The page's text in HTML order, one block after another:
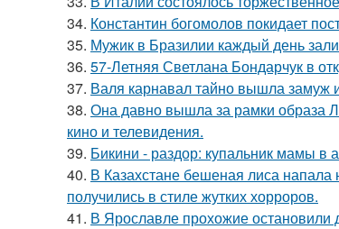
34. Константин богомолов покидает
35. Мужик в Бразилии каждый день
36. 57-Летняя Светлана Бондарчук в
37. Валя карнавал тайно вышла замуж
38. Она давно вышла за рамки образа
кино и телевидения.
39. Бикини - раздор: купальник мамы в
40. В Казахстане бешеная лиса
получились в стиле жутких хорроров.
41. В Ярославле прохожие остановили